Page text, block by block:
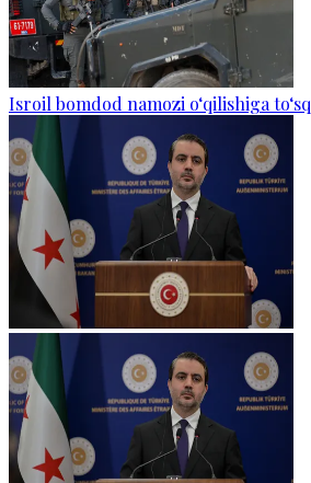
Isroil bomdod namozi o‘qilishiga